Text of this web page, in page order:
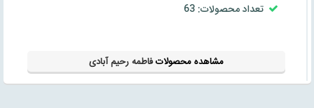
تعداد محصولات: 63
مشاهده محصولاتفاطمه رحیم آبادی